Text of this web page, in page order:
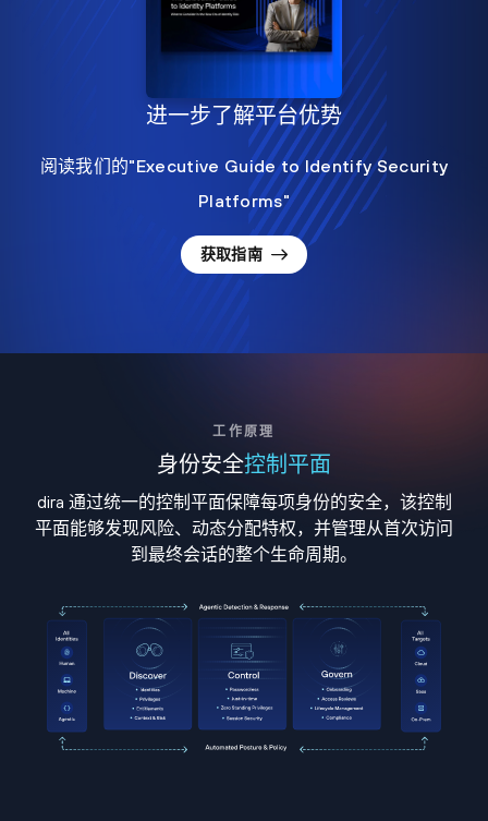
进一步了解平台优势
阅读我们的"Executive Guide to Identify Security
Platforms"
获取指南
工作原理
身份安全控制平面
dira 通过统一的控制平面保障每项身份的安全，该控制
平面能够发现风险、动态分配特权，并管理从首次访问
到最终会话的整个生命周期。